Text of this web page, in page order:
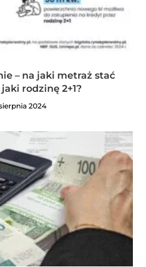
– na jaki metraż stać
rodzinę 2+1?
2024